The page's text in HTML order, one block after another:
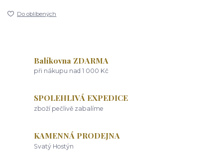
Do oblíbených
Balíkovna ZDARMA
při nákupu nad 1 000 Kč
SPOLEHLIVÁ EXPEDICE
zboží pečlivě zabalíme
KAMENNÁ PRODEJNA
Svatý Hostýn